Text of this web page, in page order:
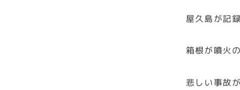
屋久島が記
箱根が噴火
悲しい事故